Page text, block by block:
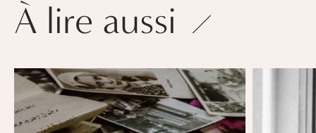
À lire aussi